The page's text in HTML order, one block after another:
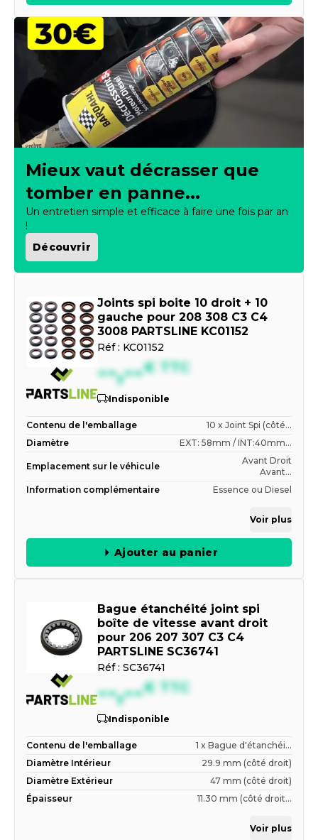
Mieux vaut décrasser que
tomber en panne...
Un entretien simple et efficace à faire une fois par an
!
Découvrir
Joints spi boite 10 droit + 10
gauche pour 208 308 C3 C4
3008 PARTSLINE KC01152
Réf : KC01152
--,--€ TTC
Indisponible
Contenu de l'emballage
10 x Joint Spi (côté...
Diamètre
EXT: 58mm / INT:40mm...
Emplacement sur le véhicule
Avant Droit
Avant...
Information complémentaire
Essence ou Diesel
Voir plus
Ajouter au panier
Bague étanchéité joint spi
boîte de vitesse avant droit
pour 206 207 307 C3 C4
PARTSLINE SC36741
Réf : SC36741
--,--€ TTC
Indisponible
Contenu de l'emballage
1 x Bague d'étanchéi...
Diamètre Intérieur
29.9 mm (côté droit)
Diamètre Extérieur
47 mm (côté droit)
Épaisseur
11.30 mm (côté droit...
Voir plus